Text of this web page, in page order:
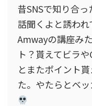
昔SNSで知り合っ
話聞くよと誘わ
Amwayの講座み
ト？貰えてビラ
とまたポイント
た。やたらとベ